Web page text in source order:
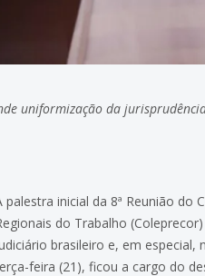
uniformização da
palestra inicial da 8ª Reunião do
do Trabalho
brasileiro e, em especial,
feira (21), ficou a cargo do